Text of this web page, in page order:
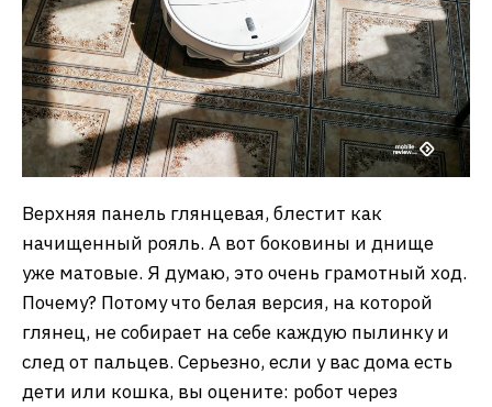
Верхняя панель глянцевая, блестит как
начищенный рояль. А вот боковины и днище
уже матовые. Я думаю, это очень грамотный ход.
Почему? Потому что белая версия, на которой
глянец, не собирает на себе каждую пылинку и
след от пальцев. Серьезно, если у вас дома есть
дети или кошка, вы оцените: робот через